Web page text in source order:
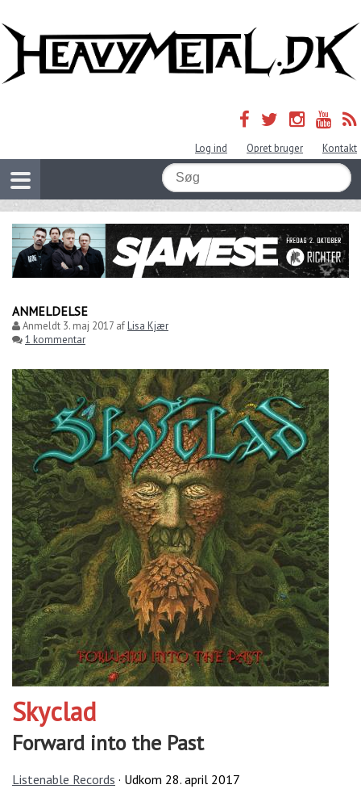
Log ind Opret bruger Kontakt
ANMELDELSE
Anmeldt 3. maj 2017 afLisa Kjær
1 kommentar
Skyclad
Forward into the Past
Listenable Records · Udkom 28. april 2017